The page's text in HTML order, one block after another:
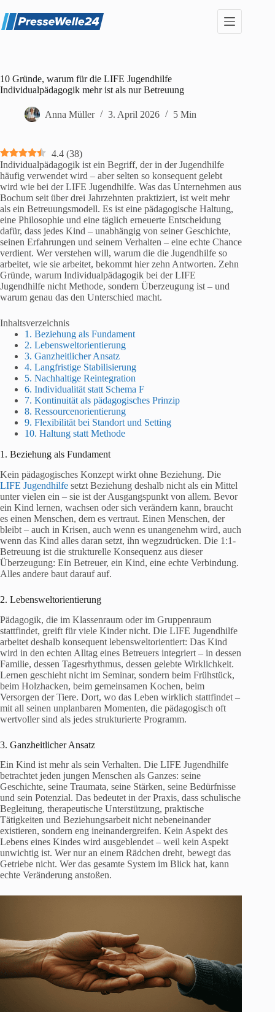
Inhalt
springen
10 Gründe, warum für die LIFE Jugendhilfe
Individualpädagogik mehr ist als nur Betreuung
Anna Müller 3. April 2026 5 Min
4.4 (38)
Individualpädagogik ist ein Begriff, der in der Jugendhilfe
häufig verwendet wird – aber selten so konsequent gelebt
wird wie bei der LIFE Jugendhilfe. Was das Unternehmen aus
Bochum seit über drei Jahrzehnten praktiziert, ist weit mehr
als ein Betreuungsmodell. Es ist eine pädagogische Haltung,
eine Philosophie und eine täglich erneuerte Entscheidung
dafür, dass jedes Kind – unabhängig von seiner Geschichte,
seinen Erfahrungen und seinem Verhalten – eine echte Chance
verdient. Wer verstehen will, warum die die Jugendhilfe so
arbeitet, wie sie arbeitet, bekommt hier zehn Antworten. Zehn
Gründe, warum Individualpädagogik bei der LIFE
Jugendhilfe nicht Methode, sondern Überzeugung ist – und
warum genau das den Unterschied macht.
Inhaltsverzeichnis
1. Beziehung als Fundament
2. Lebensweltorientierung
3. Ganzheitlicher Ansatz
4. Langfristige Stabilisierung
5. Nachhaltige Reintegration
6. Individualität statt Schema F
7. Kontinuität als pädagogisches Prinzip
8. Ressourcenorientierung
9. Flexibilität bei Standort und Setting
10. Haltung statt Methode
1. Beziehung als Fundament
Kein pädagogisches Konzept wirkt ohne Beziehung. Die
LIFE Jugendhilfe setzt Beziehung deshalb nicht als ein Mittel
unter vielen ein – sie ist der Ausgangspunkt von allem. Bevor
ein Kind lernen, wachsen oder sich verändern kann, braucht
es einen Menschen, dem es vertraut. Einen Menschen, der
bleibt – auch in Krisen, auch wenn es unangenehm wird, auch
wenn das Kind alles daran setzt, ihn wegzudrücken. Die 1:1-
Betreuung ist die strukturelle Konsequenz aus dieser
Überzeugung: Ein Betreuer, ein Kind, eine echte Verbindung.
Alles andere baut darauf auf.
2. Lebensweltorientierung
Pädagogik, die im Klassenraum oder im Gruppenraum
stattfindet, greift für viele Kinder nicht. Die LIFE Jugendhilfe
arbeitet deshalb konsequent lebensweltorientiert: Das Kind
wird in den echten Alltag eines Betreuers integriert – in dessen
Familie, dessen Tagesrhythmus, dessen gelebte Wirklichkeit.
Lernen geschieht nicht im Seminar, sondern beim Frühstück,
beim Holzhacken, beim gemeinsamen Kochen, beim
Versorgen der Tiere. Dort, wo das Leben wirklich stattfindet –
mit all seinen unplanbaren Momenten, die pädagogisch oft
wertvoller sind als jedes strukturierte Programm.
3. Ganzheitlicher Ansatz
Ein Kind ist mehr als sein Verhalten. Die LIFE Jugendhilfe
betrachtet jeden jungen Menschen als Ganzes: seine
Geschichte, seine Traumata, seine Stärken, seine Bedürfnisse
und sein Potenzial. Das bedeutet in der Praxis, dass schulische
Begleitung, therapeutische Unterstützung, praktische
Tätigkeiten und Beziehungsarbeit nicht nebeneinander
existieren, sondern eng ineinandergreifen. Kein Aspekt des
Lebens eines Kindes wird ausgeblendet – weil kein Aspekt
unwichtig ist. Wer nur an einem Rädchen dreht, bewegt das
Getriebe nicht. Wer das gesamte System im Blick hat, kann
echte Veränderung anstoßen.